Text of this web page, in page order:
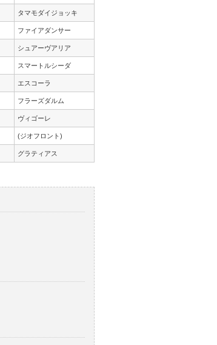
タマモダイジョッキ
ファイアダンサー
シュアーヴアリア
スマートルシーダ
エスコーラ
フラーズダルム
ヴィゴーレ
(ジオフロント)
グラティアス